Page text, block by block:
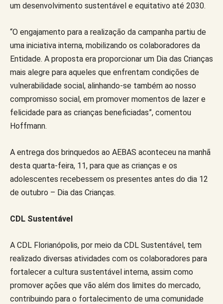
um desenvolvimento sustentável e equitativo até 2030.
“O engajamento para a realização da campanha partiu de
uma iniciativa interna, mobilizando os colaboradores da
Entidade. A proposta era proporcionar um Dia das Crianças
mais alegre para aqueles que enfrentam condições de
vulnerabilidade social, alinhando-se também ao nosso
compromisso social, em promover momentos de lazer e
felicidade para as crianças beneficiadas”, comentou
Hoffmann.
A entrega dos brinquedos ao AEBAS aconteceu na manhã
desta quarta-feira, 11, para que as crianças e os
adolescentes recebessem os presentes antes do dia 12
de outubro – Dia das Crianças.
CDL Sustentável
A CDL Florianópolis, por meio da CDL Sustentável, tem
realizado diversas atividades com os colaboradores para
fortalecer a cultura sustentável interna, assim como
promover ações que vão além dos limites do mercado,
contribuindo para o fortalecimento de uma comunidade